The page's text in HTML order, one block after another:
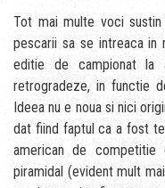
Tot mai multe voci
pescarii sa se intreaca in
editie de campionat la
retrogradeze, in functie
Ideea nu e noua si nici
dat fiind faptul ca a fost
american de competitie
piramidal (evident mult